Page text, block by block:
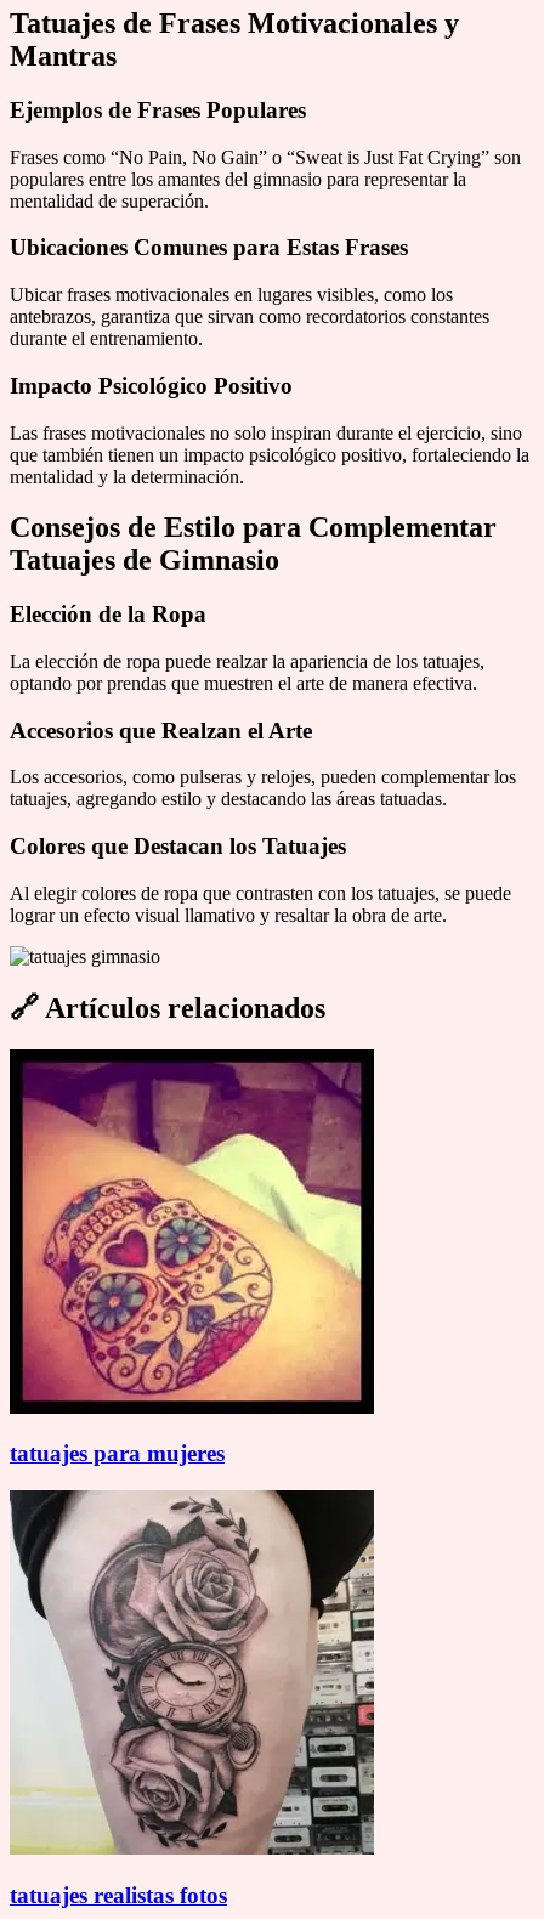
Tatuajes de Frases Motivacionales y
Mantras
Ejemplos de Frases Populares
Frases como “No Pain, No Gain” o “Sweat is Just Fat Crying” son
populares entre los amantes del gimnasio para representar la
mentalidad de superación.
Ubicaciones Comunes para Estas Frases
Ubicar frases motivacionales en lugares visibles, como los
antebrazos, garantiza que sirvan como recordatorios constantes
durante el entrenamiento.
Impacto Psicológico Positivo
Las frases motivacionales no solo inspiran durante el ejercicio, sino
que también tienen un impacto psicológico positivo, fortaleciendo la
mentalidad y la determinación.
Consejos de Estilo para Complementar
Tatuajes de Gimnasio
Elección de la Ropa
La elección de ropa puede realzar la apariencia de los tatuajes,
optando por prendas que muestren el arte de manera efectiva.
Accesorios que Realzan el Arte
Los accesorios, como pulseras y relojes, pueden complementar los
tatuajes, agregando estilo y destacando las áreas tatuadas.
Colores que Destacan los Tatuajes
Al elegir colores de ropa que contrasten con los tatuajes, se puede
lograr un efecto visual llamativo y resaltar la obra de arte.
🔗 Artículos relacionados
tatuajes para mujeres
tatuajes realistas fotos